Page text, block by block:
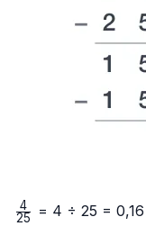
\frac{4}
25
4 = 4 ÷ 25 = 0,16